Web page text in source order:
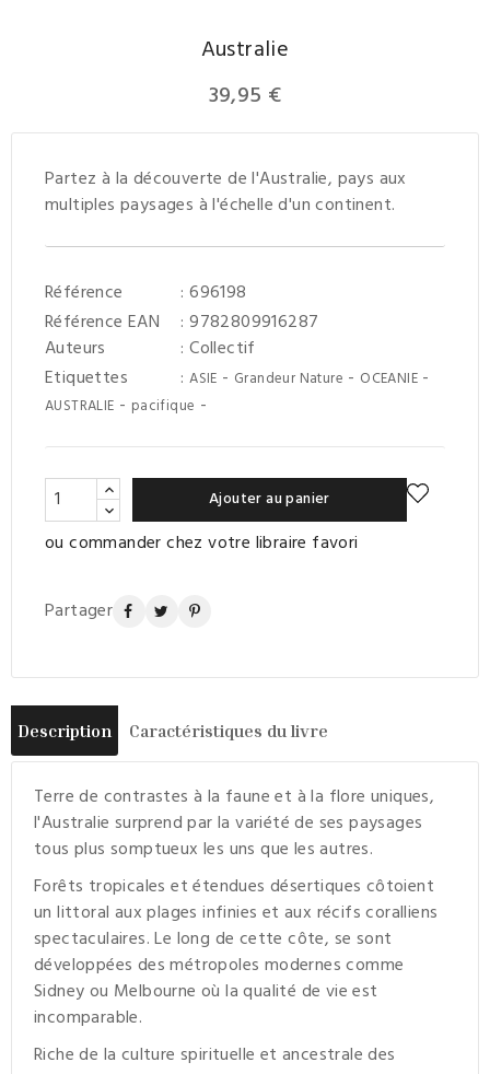
Australie
39,95 €
Partez à la découverte de l'Australie, pays aux
multiples paysages à l'échelle d'un continent.
Référence
: 696198
Référence EAN
: 9782809916287
Auteurs
:Collectif
Etiquettes
:ASIE - Grandeur Nature - OCEANIE -
AUSTRALIE - pacifique -
Ajouter au panier
ou commander chez votre libraire favori
Partager
Description Caractéristiques du livre
Terre de contrastes à la faune et à la flore uniques,
l'Australie surprend par la variété de ses paysages
tous plus somptueux les uns que les autres.
Forêts tropicales et étendues désertiques côtoient
un littoral aux plages infinies et aux récifs coralliens
spectaculaires. Le long de cette côte, se sont
développées des métropoles modernes comme
Sidney ou Melbourne où la qualité de vie est
incomparable.
Riche de la culture spirituelle et ancestrale des